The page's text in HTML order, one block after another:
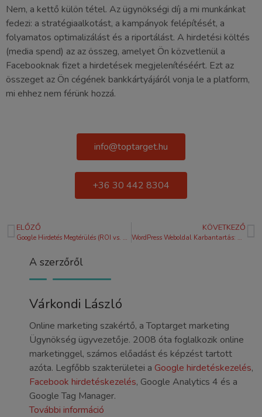
Nem, a kettő külön tétel. Az ügynökségi díj a mi munkánkat
fedezi: a stratégiaalkotást, a kampányok felépítését, a
folyamatos optimalizálást és a riportálást. A hirdetési költés
(media spend) az az összeg, amelyet Ön közvetlenül a
Facebooknak fizet a hirdetések megjelenítéséért. Ezt az
összeget az Ön cégének bankkártyájáról vonja le a platform,
mi ehhez nem férünk hozzá.
info@toptarget.hu
+36 30 442 8304
ELŐZŐ
Google Hirdetés Megtérülés (ROI vs. ROAS): A Teljes Útmutató Vállalkozóknak
KÖVETKEZŐ
WordPress Weboldal Karbantartás: Útmutató a Stabil és Biztonságos Üzleti Honlaphoz
A szerzőről
Várkondi László
Online marketing szakértő, a Toptarget marketing
Ügynökség ügyvezetője. 2008 óta foglalkozik online
marketinggel, számos előadást és képzést tartott
azóta. Legfőbb szakterületei a Google hirdetéskezelés,
Facebook hirdetéskezelés, Google Analytics 4 és a
Google Tag Manager.
További információ